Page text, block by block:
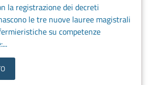
la registrazione dei decreti
le tre nuove lauree magistrali
su competenze